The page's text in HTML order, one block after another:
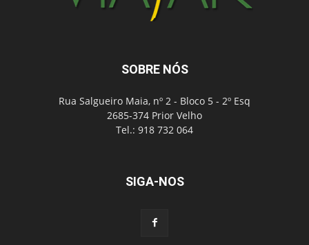
SOBRE NÓS
Rua Salgueiro Maia, nº 2 - Bloco 5 - 2º Esq
2685-374 Prior Velho
Tel.: 918 732 064
SIGA-NOS